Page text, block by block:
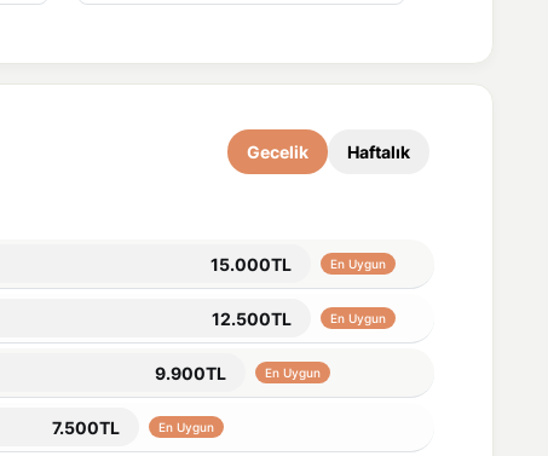
Gecelik Haftalık
15.000TL En Uygun
12.500TL En Uygun
9.900TL En Uygun
7.500TL En Uygun